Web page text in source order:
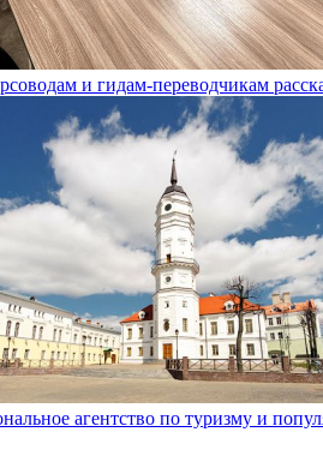
и гидам-переводчикам
агентство по туризму и